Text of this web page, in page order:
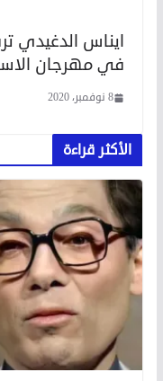
ايناس الدغيدي
في مهرجان
8 نوفمبر، 2020
الأكثر قراءة